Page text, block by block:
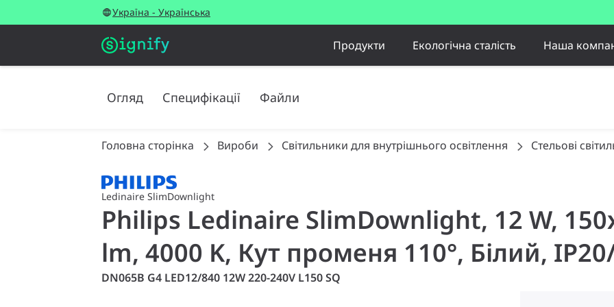
Україна - Українська
Продукти Екологічна сталість Наша
Огляд Специфікації Файли
Головна сторінка Вироби Світильники для внутрішнього освітлення Стельові
Ledinaire SlimDownlight
Philips Ledinaire SlimDownlight, 12 W,
lm, 4000 K, Кут променя 110°, Білий,
DN065B G4 LED12/840 12W 220-240V L150 SQ